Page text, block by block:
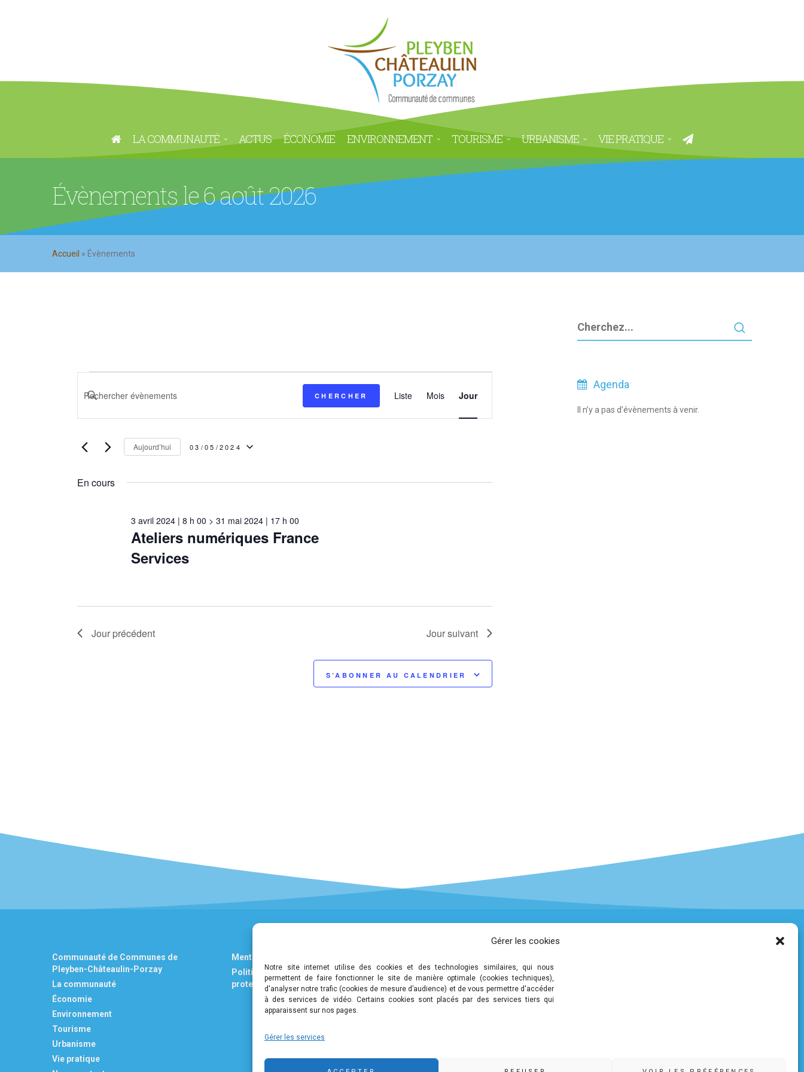
Gérer les cookies
Notre site internet utilise des cookies et des technologies similaires, qui nous
permettent de faire fonctionner le site de manière optimale (cookies techniques),
d'analyser notre trafic (cookies de mesure d’audience) et de vous permettre d'accéder
à des services de vidéo. Certains cookies sont placés par des services tiers qui
apparaissent sur nos pages.
Gérer les services
LA COMMUNAUTÉ ACTUS ÉCONOMIE ENVIRONNEMENT TOURISME URBANISME VIE PRATIQUE
Évènements le 6 août 2026
Accueil » Évènements
Évènements
for
3
mai
Recherche
navigation
de
vues
SAISIR
CLÉ.
RECHERCHER
CHERCHER
de
vues
Liste Mois Jour
Aujourd’hui 03/05/2024
DATE.
En cours
Ateliers numériques France
Services
3 avril 2024 | 8 h 00 > 31 mai 2024 | 17 h 00
Jour précédent Jour suivant
S’ABONNER AU CALENDRIER
Agenda
Il n’y a pas d’évènements à venir.
Communauté de Communes de
Pleyben-Châteaulin-Porzay
La communauté
Économie
Environnement
Tourisme
Urbanisme
Vie pratique
Mentions légales
Politique de confidentialité et de
protection des données personnelles